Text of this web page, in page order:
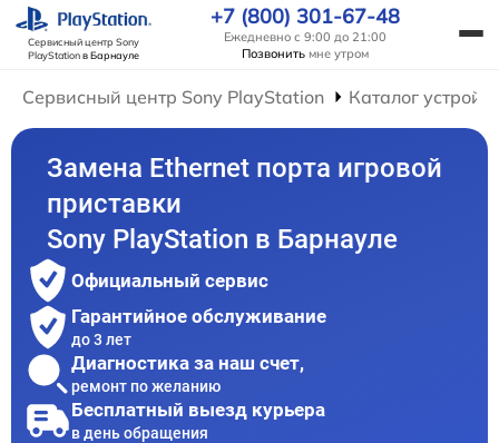
Сервисный центр Sony
PlayStationв Барнауле
+7 (800) 301-67-48
Ежедневно с 9:00 до 21:00
Позвонить мне утром
Сервисный центр Sony PlayStation Каталог
Замена Ethernet порта игровой
приставки
Sony PlayStation в Барнауле
Официальный сервис
Гарантийное обслуживание
до 3 лет
Диагностика за наш счет,
ремонт по желанию
Бесплатный выезд курьера
в день обращения